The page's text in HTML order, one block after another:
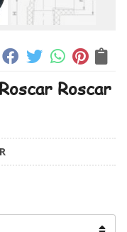
Roscar